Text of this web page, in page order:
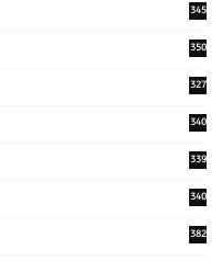
345
350
327
340
339
340
382